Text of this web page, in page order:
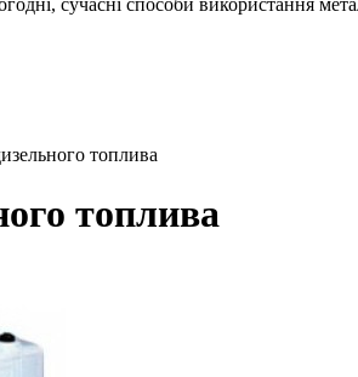
топлива
топлива